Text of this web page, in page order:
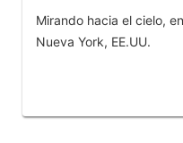
Mirando hacia el cielo,
Nueva York, EE.UU.